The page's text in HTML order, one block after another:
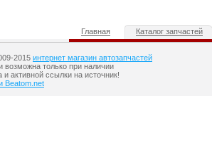
Главная Каталог запчастей
2015 интернет магазин автозапчастей
возможна только при наличии
и активной ссылки на источник!
Beatom.net